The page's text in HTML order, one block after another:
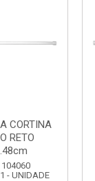
CORTINA
RETO
- UNIDADE